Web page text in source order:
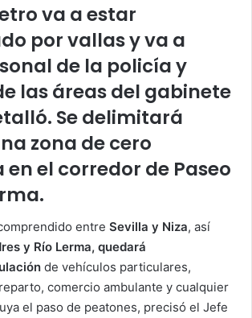
va a estar
por vallas y va a
de la policía y
las áreas del gabinete
Se delimitará
zona de cero
el corredor de Paseo
entre Sevilla y Niza, así
y Río Lerma, quedará
de vehículos particulares,
comercio ambulante y cualquier
el paso de peatones, precisó el Jefe